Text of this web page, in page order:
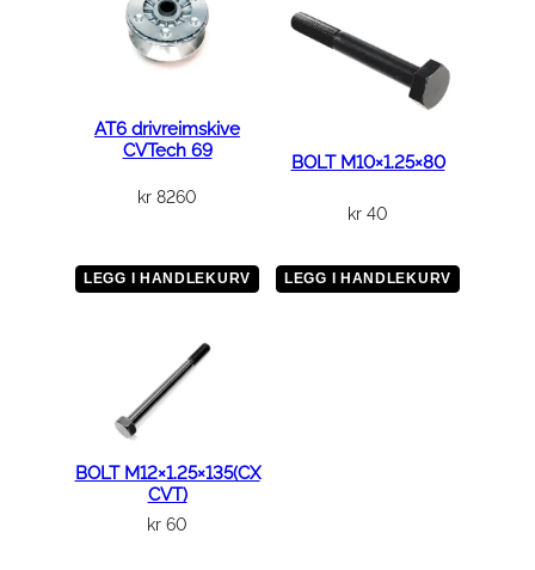
AT6 drivreimskive
CVTech 69
kr 8260
LEGG I HANDLEKURV
BOLT M10×1.25×80
kr 40
LEGG I HANDLEKURV
BOLT M12×1.25×135(CX
CVT)
kr 60